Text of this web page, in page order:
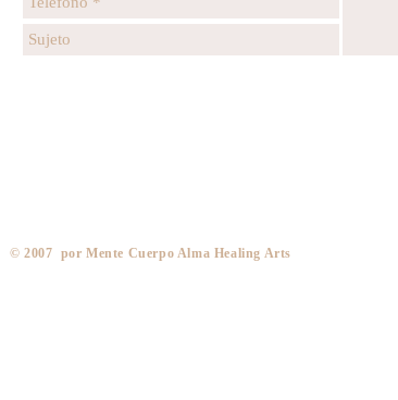
​© 2007 por Mente Cuerpo Alma Healing Arts